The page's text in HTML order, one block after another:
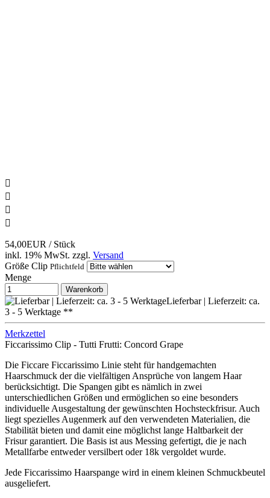




54,00EUR / Stück
inkl. 19% MwSt. zzgl. Versand
Größe Clip Pflichtfeld
Menge
Warenkorb
Lieferbar | Lieferzeit: ca.
3 - 5 Werktage **
Merkzettel
Ficcarissimo Clip - Tutti Frutti: Concord Grape
Die Ficcare Ficcarissimo Linie steht für handgemachten
Haarschmuck der die vielfältigen Ansprüche von langem Haar
berücksichtigt. Die Spangen gibt es nämlich in zwei
unterschiedlichen Größen und ermöglichen so eine besonders
individuelle Ausgestaltung der gewünschten Hochsteckfrisur. Auch
liegt spezielles Augenmerk auf den verwendeten Materialien, die
Stabilität bieten und damit eine möglichst lange Haltbarkeit der
Frisur garantiert. Die Basis ist aus Messing gefertigt, die je nach
Metallfarbe entweder versilbert oder 18k vergoldet wurde.
Jede Ficcarissimo Haarspange wird in einem kleinen Schmuckbeutel
ausgeliefert.